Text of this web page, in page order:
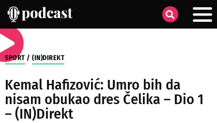
SPORT / (IN)DIREKT
Kemal Hafizović: Umro bih da
nisam obukao dres Čelika – Dio 1
– (IN)Direkt